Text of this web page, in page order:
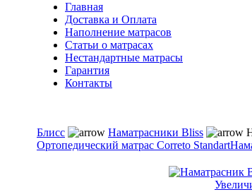
Главная
Доставка и Оплата
Наполнение матрасов
Cтатьи о матрасах
Нестандартные матрасы
Гарантия
Контакты
Блисс Наматрасники Bliss
Ортопедический матрас Correto Standart